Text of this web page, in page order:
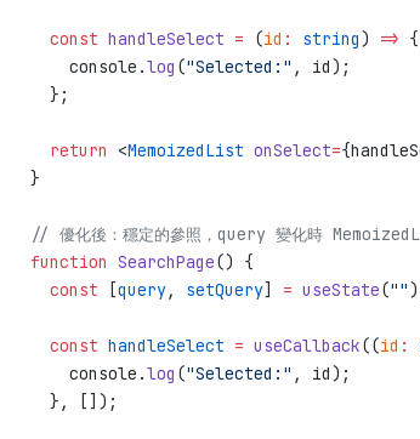
  const
handleSelect = (id : string) => {
    console.
log ("Selected:" , id);
  };
  return
<MemoizedList onSelect=
}
// 優化後：穩定的參照，query 變化時
function SearchPage() {
  const
[query, setQuery] = useState(""
  const
handleSelect = useCallback((id :
    console.
log ("Selected:" , id);
  }, []);